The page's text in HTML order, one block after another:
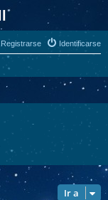
Identificarse
Registrarse
Ir a